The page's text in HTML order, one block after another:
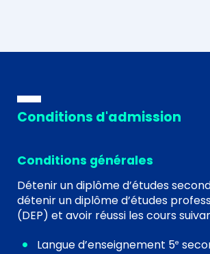
Conditions d'admission
Conditions générales
Détenir un diplôme d’études
détenir un diplôme d’études
(DEP) et avoir réussi les cours
Langue d’enseignement 5e